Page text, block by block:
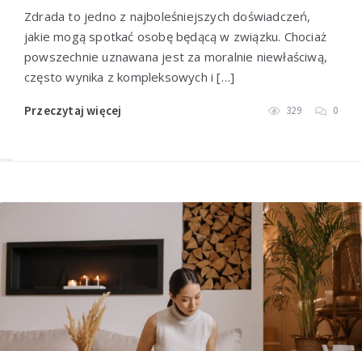
Zdrada to jedno z najboleśniejszych doświadczeń,
jakie mogą spotkać osobę będącą w związku. Chociaż
powszechnie uznawana jest za moralnie niewłaściwą,
często wynika z kompleksowych i […]
Przeczytaj więcej 329 0